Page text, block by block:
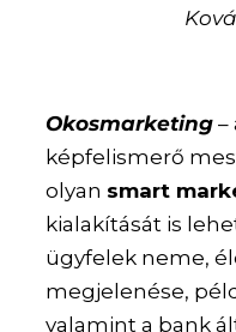
Okosmarketing –
képfelismerő
olyan smart
kialakítását is
ügyfelek neme,
megjelenése,
valamint a bank